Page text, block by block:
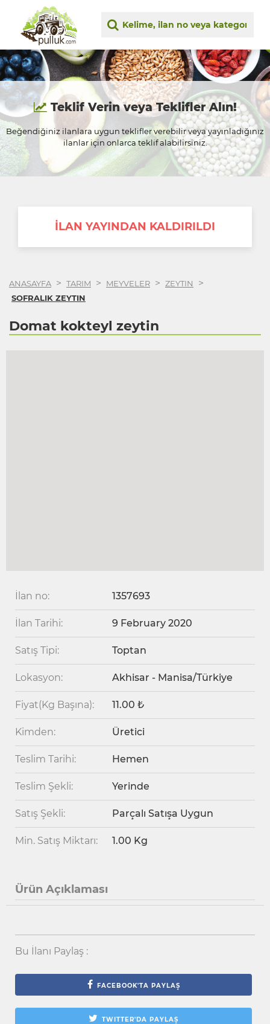
Teklif Verin veya Teklifler Alın!
Beğendiğiniz ilanlara uygun teklifler verebilir veya yayınladığınız
ilanlar için onlarca teklif alabilirsiniz.
İLAN YAYINDAN KALDIRILDI
ANASAYFA > TARIM > MEYVELER > ZEYTIN >
SOFRALIK ZEYTIN
Domat kokteyl zeytin
İlan no: 1357693
İlan Tarihi: 9 February 2020
Satış Tipi: Toptan
Lokasyon: Akhisar - Manisa/Türkiye
Fiyat(Kg Başına): 11.00 ₺
Kimden: Üretici
Teslim Tarihi: Hemen
Teslim Şekli: Yerinde
Satış Şekli: Parçalı Satışa Uygun
Min. Satış Miktarı: 1.00 Kg
Ürün Açıklaması
Bu İlanı Paylaş :
FACEBOOK'TA PAYLAŞ
TWITTER'DA PAYLAŞ